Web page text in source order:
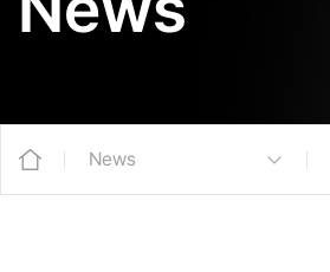
News